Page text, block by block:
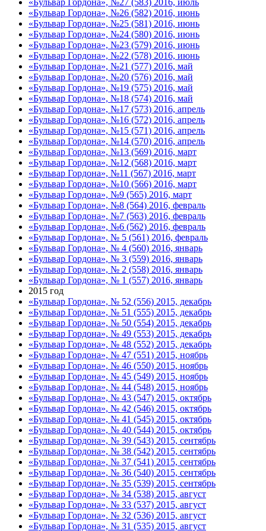
«Бульвар Гордона», №26 (582) 2016, июнь
«Бульвар Гордона», №25 (581) 2016, июнь
«Бульвар Гордона», №24 (580) 2016, июнь
«Бульвар Гордона», №23 (579) 2016, июнь
«Бульвар Гордона», №22 (578) 2016, июнь
«Бульвар Гордона», №21 (577) 2016, май
«Бульвар Гордона», №20 (576) 2016, май
«Бульвар Гордона», №19 (575) 2016, май
«Бульвар Гордона», №18 (574) 2016, май
«Бульвар Гордона», №17 (573) 2016, апрель
«Бульвар Гордона», №16 (572) 2016, апрель
«Бульвар Гордона», №15 (571) 2016, апрель
«Бульвар Гордона», №14 (570) 2016, апрель
«Бульвар Гордона», №13 (569) 2016, март
«Бульвар Гордона», №12 (568) 2016, март
«Бульвар Гордона», №11 (567) 2016, март
«Бульвар Гордона», №10 (566) 2016, март
«Бульвар Гордона», №9 (565) 2016, март
«Бульвар Гордона», №8 (564) 2016, февраль
«Бульвар Гордона», №7 (563) 2016, февраль
«Бульвар Гордона», №6 (562) 2016, февраль
«Бульвар Гордона», № 5 (561) 2016, февраль
«Бульвар Гордона», № 4 (560) 2016, январь
«Бульвар Гордона», № 3 (559) 2016, январь
«Бульвар Гордона», № 2 (558) 2016, январь
«Бульвар Гордона», № 1 (557) 2016, январь
2015 год
«Бульвар Гордона», № 52 (556) 2015, декабрь
«Бульвар Гордона», № 51 (555) 2015, декабрь
«Бульвар Гордона», № 50 (554) 2015, декабрь
«Бульвар Гордона», № 49 (553) 2015, декабрь
«Бульвар Гордона», № 48 (552) 2015, декабрь
«Бульвар Гордона», № 47 (551) 2015, ноябрь
«Бульвар Гордона», № 46 (550) 2015, ноябрь
«Бульвар Гордона», № 45 (549) 2015, ноябрь
«Бульвар Гордона», № 44 (548) 2015, ноябрь
«Бульвар Гордона», № 43 (547) 2015, октябрь
«Бульвар Гордона», № 42 (546) 2015, октябрь
«Бульвар Гордона», № 41 (545) 2015, октябрь
«Бульвар Гордона», № 40 (544) 2015, октябрь
«Бульвар Гордона», № 39 (543) 2015, сентябрь
«Бульвар Гордона», № 38 (542) 2015, сентябрь
«Бульвар Гордона», № 37 (541) 2015, сентябрь
«Бульвар Гордона», № 36 (540) 2015, сентябрь
«Бульвар Гордона», № 35 (539) 2015, сентябрь
«Бульвар Гордона», № 34 (538) 2015, август
«Бульвар Гордона», № 33 (537) 2015, август
«Бульвар Гордона», № 32 (536) 2015, август
«Бульвар Гордона», № 31 (535) 2015, август